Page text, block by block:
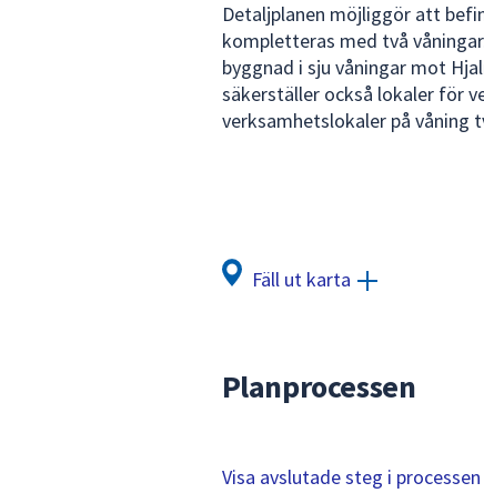
att
navigera
mellan
sökförslagen
och
av
Detaljplanen möjliggör att
kompletteras med två
byggnad i sju våningar mot
säkerställer också lokaler för
verksamhetslokaler på våning
Fäll ut karta
Planprocessen
Visa avslutade steg i processen